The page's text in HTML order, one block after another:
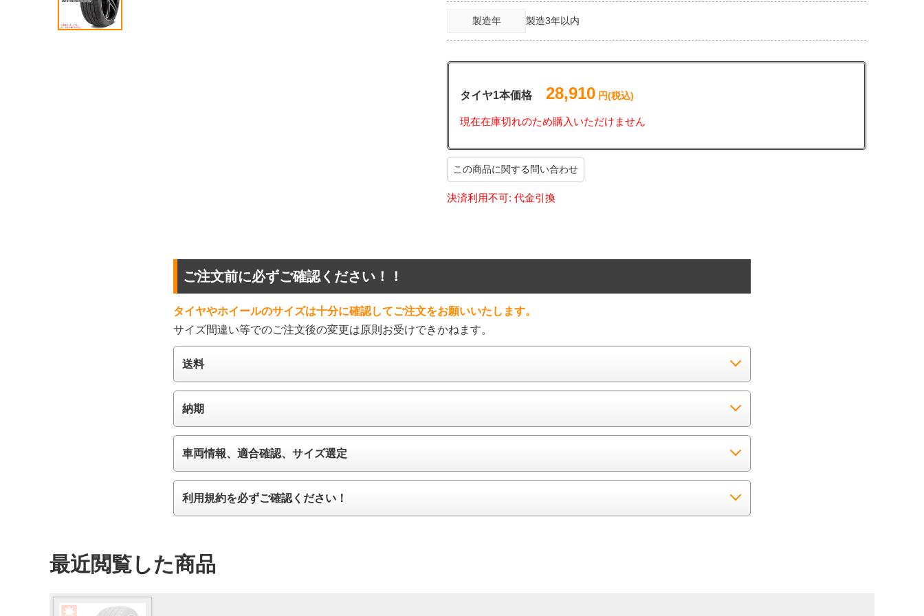
製造年 製造3年以内
タイヤ1本価格 28,910 円(税込)
現在在庫切れのため購入いただけません
この商品に関する問い合わせ
決済利用不可: 代金引換
ご注文前に必ずご確認ください！！
タイヤやホイールのサイズは十分に確認してご注文をお願いいたします。
サイズ間違い等でのご注文後の変更は原則お受けできかねます。
送料
納期
車両情報、適合確認、サイズ選定
利用規約を必ずご確認ください！
最近閲覧した商品